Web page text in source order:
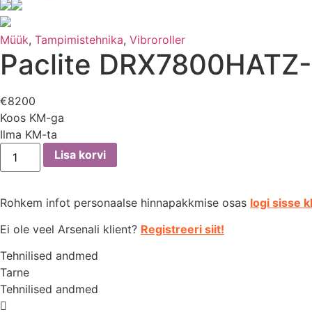
Müük, Tampimistehnika, Vibroroller
Paclite
€8200
Koos KM-ga
Ilma KM-ta
Paclite
DRX7800HATZ-
5
Lisa korvi
Rohkem infot personaalse hinnapakkmise osas logi sisse
Ei ole veel Arsenali klient? Registreeri siit!
Tehnilised andmed
Tarne
Tehnilised andmed